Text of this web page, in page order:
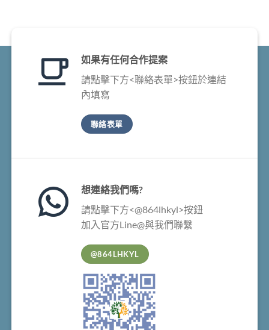
如果有任何合作提案
請點擊下方<聯絡表單>按鈕於連結
內填寫
聯絡表單
想連絡我們嗎?
請點擊下方<@864lhkyl>按鈕
加入官方Line@與我們聯繫
@864LHKYL